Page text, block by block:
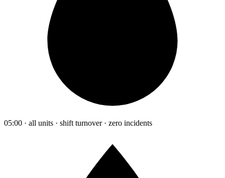
05:00 · all units · shift turnover · zero incidents